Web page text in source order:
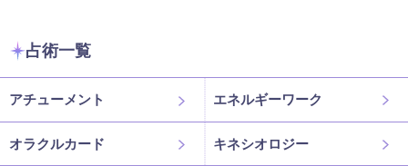
占術一覧
アチューメント エネルギーワーク
オラクルカード キネシオロジー